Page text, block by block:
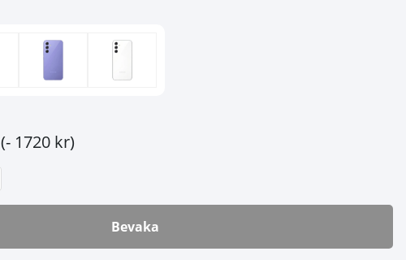
(- 1720 kr)
Bevaka